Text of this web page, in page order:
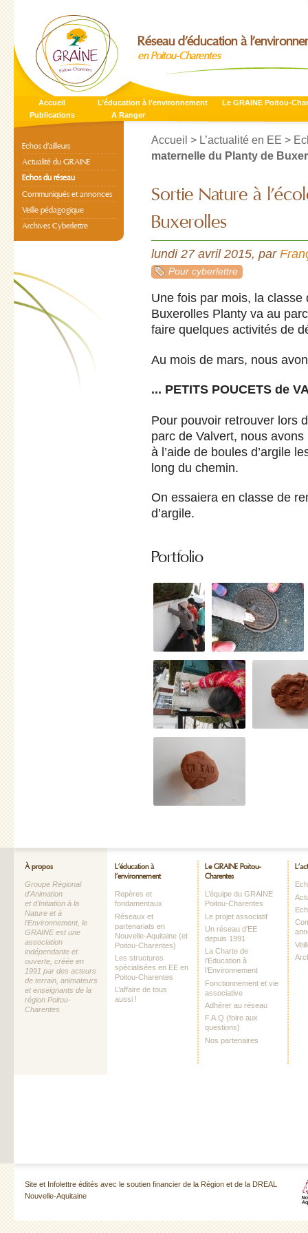
Réseau d’éducation à
en Poitou-Charentes
Accueil L’éducation à l’environnement
Le GRAINE Poitou-
Publications
A Ranger
Accueil > L’actualité en EE >
maternelle du Planty de
Sortie Nature à
Buxerolles
lundi 27 avril 2015, par
Pour cyberlettre
Une fois par mois, la classe
Buxerolles Planty va au
faire quelques activités de
Au mois de mars, nous
... PETITS POUCETS de
Pour pouvoir retrouver lors
parc de Valvert, nous
à l’aide de boules d’argile
long du chemin.
On essaiera en classe de
d’argile.
Portfolio
Echos d’ailleurs
Actualité du GRAINE
Echos du réseau
Communiqués et annonces
Veille pédagogique
Archives Cyberlettre
À propos
Groupe Régional
d’Animation
et d’Initiation à la
Nature et à
l’Environnement, le
GRAINE est une
association
indépendante et
ouverte, créée en
1991 par des acteurs
de terrain, animateurs
et enseignants de la
région Poitou-
Charentes.
L’éducation à
l’environnement
Repères et
fondamentaux
Réseaux et
partenariats en
Nouvelle-Aquitaine (et
Poitou-Charentes)
Les structures
spécialisées en EE en
Poitou-Charentes
L’affaire de tous
aussi !
Le GRAINE Poitou-
Charentes
L’équipe du GRAINE
Poitou-Charentes
Le projet associatif
Un réseau d’EE
depuis 1991
La Charte de
l’Education à
l’Environnement
Fonctionnement et vie
associative
Adhérer au réseau
F.A.Q (foire aux
questions)
Nos partenaires
Site et Infolettre édités avec le soutien financier de la Région et de la DREAL
Nouvelle-Aquitaine